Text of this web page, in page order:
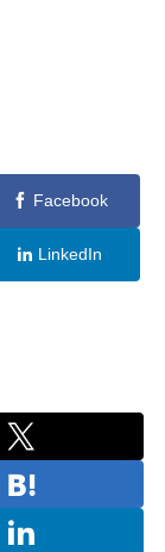
Facebook
LinkedIn